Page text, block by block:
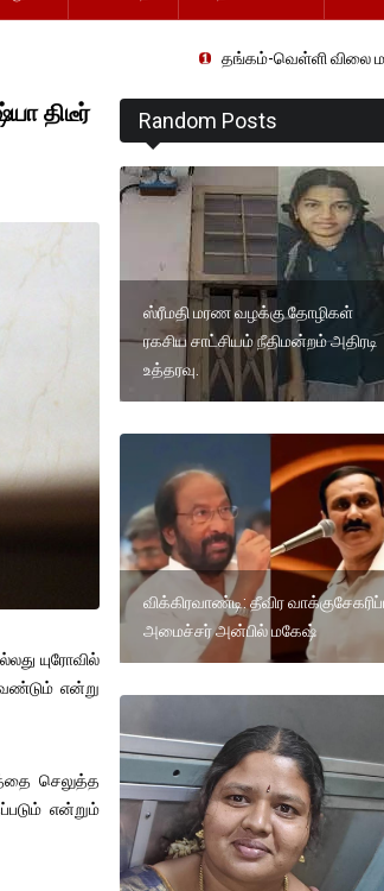
தங்கம்-வெள்ளி விலை
திடீர்
யுரோவில்
என்று
செலுத்த
என்றும்
Random Posts
ஸ்ரீமதி மரண வழக்கு தோழிகள்
ரகசிய சாட்சியம் நீதிமன்றம் அதிரடி
உத்தரவு.
விக்கிரவாண்டி: தீவிர
அமைச்சர் அன்பில் மகேஷ்